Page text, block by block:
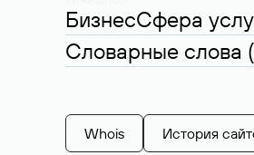
БизнесСфера
Словарные слова
Whois История